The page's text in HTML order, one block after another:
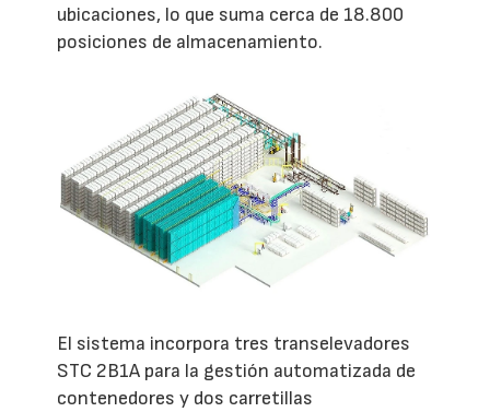
ubicaciones, lo que suma cerca de 18.800
posiciones de almacenamiento.
El sistema incorpora tres transelevadores
STC 2B1A para la gestión automatizada de
contenedores y dos carretillas